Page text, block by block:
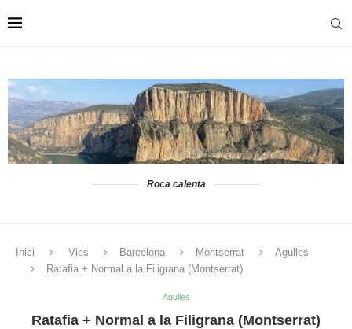
Roca calenta
Inici Vies Barcelona Montserrat
Agulles
Ratafia + Normal a la Filigrana (Montserrat)
Agulles
Ratafia + Normal a la Filigrana (Montserrat)